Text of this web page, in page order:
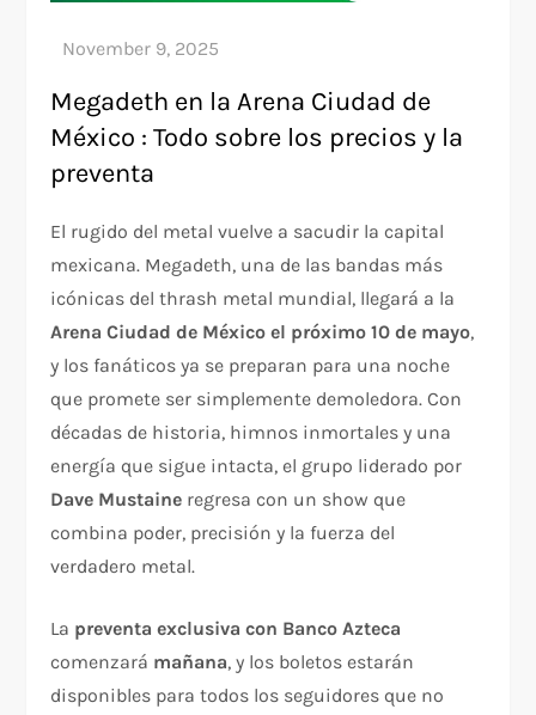
Megadeth en la Arena Ciudad de
México : Todo sobre los precios y la
preventa
El rugido del metal vuelve a sacudir la capital
mexicana. Megadeth, una de las bandas más
icónicas del thrash metal mundial, llegará a la
Arena Ciudad de México el próximo 10 de mayo,
y los fanáticos ya se preparan para una noche
que promete ser simplemente demoledora. Con
décadas de historia, himnos inmortales y una
energía que sigue intacta, el grupo liderado por
Dave Mustaine regresa con un show que
combina poder, precisión y la fuerza del
verdadero metal.
La preventa exclusiva con Banco Azteca
comenzará mañana, y los boletos estarán
disponibles para todos los seguidores que no